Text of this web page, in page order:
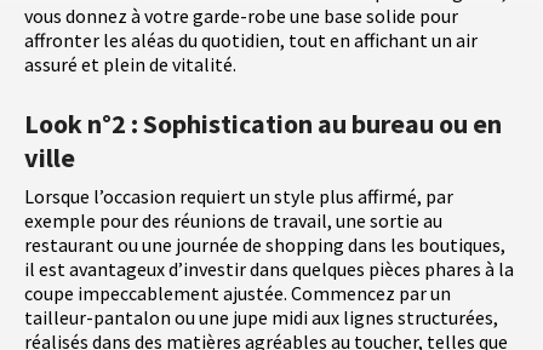
vous donnez à votre garde-robe une base solide pour
affronter les aléas du quotidien, tout en affichant un air
assuré et plein de vitalité.
Look n°2 : Sophistication au bureau ou en
ville
Lorsque l’occasion requiert un style plus affirmé, par
exemple pour des réunions de travail, une sortie au
restaurant ou une journée de shopping dans les boutiques,
il est avantageux d’investir dans quelques pièces phares à la
coupe impeccablement ajustée. Commencez par un
tailleur-pantalon ou une jupe midi aux lignes structurées,
réalisés dans des matières agréables au toucher, telles que